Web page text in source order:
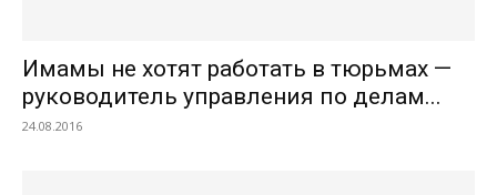
Имамы не хотят работать в тюрьмах —
руководитель управления по делам...
24.08.2016